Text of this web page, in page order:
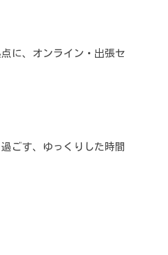
に、オンライン・出張セ
ごす、ゆっくりした時間